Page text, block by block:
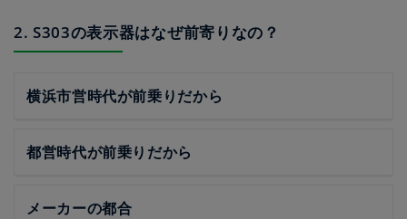
2. S303の表示器はなぜ前寄りなの？
横浜市営時代が前乗りだから
都営時代が前乗りだから
メーカーの都合